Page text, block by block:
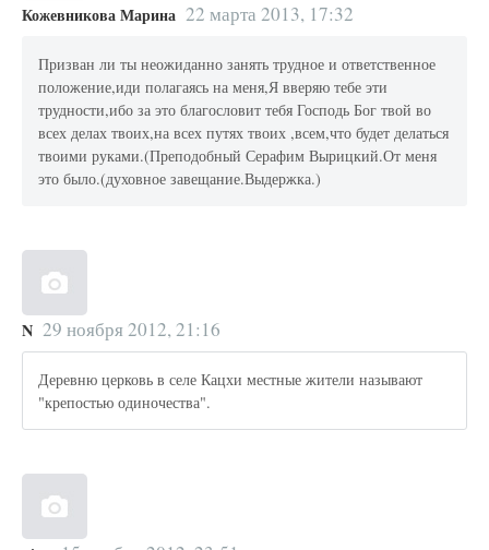
Кожевникова Марина 22 марта 2013, 17:32
Призван ли ты неожиданно занять трудное и ответственное
положение,иди полагаясь на меня,Я вверяю тебе эти
трудности,ибо за это благословит тебя Господь Бог твой во
всех делах твоих,на всех путях твоих ,всем,что будет делаться
твоими руками.(Преподобный Серафим Вырицкий.От меня
это было.(духовное завещание.Выдержка.)
N 29 ноября 2012, 21:16
Деревню церковь в селе Кацхи местные жители называют
"крепостью одиночества".